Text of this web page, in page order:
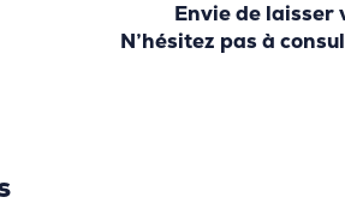
Envie de laisser
N’hésitez pas à